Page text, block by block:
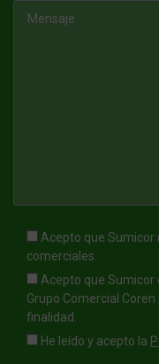
Acepto que Sumicor
comerciales.
Acepto que Sumicor
Grupo Comercial
finalidad.
He leído y acepto la